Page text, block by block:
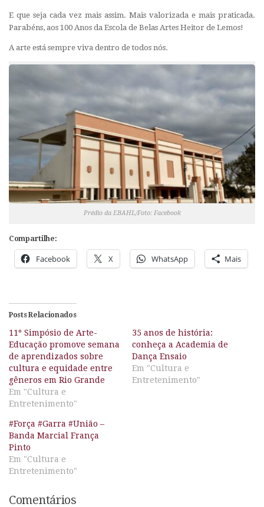
E que seja cada vez mais assim. Mais valorizada e mais praticada.
Parabéns, aos 100 Anos da Escola de Belas Artes Heitor de Lemos!
A arte está sempre viva dentro de todos nós.
Prédio da EBAHL/Foto: Facebook
Compartilhe:
Facebook X WhatsApp Mais
Posts Relacionados
11º Simpósio de Arte-
Educação promove semana
de aprendizados sobre
cultura e equidade entre
gêneros em Rio Grande
Em "Cultura e
Entretenimento"
35 anos de história:
conheça a Academia de
Dança Ensaio
Em "Cultura e
Entretenimento"
#Força #Garra #União –
Banda Marcial França
Pinto
Em "Cultura e
Entretenimento"
Comentários